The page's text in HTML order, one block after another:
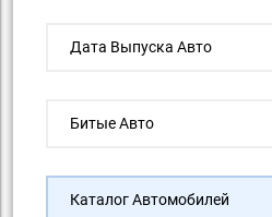
Дата Выпуска Авто
Битые Авто
Каталог Автомобилей